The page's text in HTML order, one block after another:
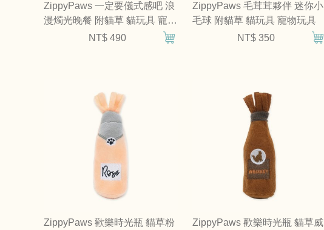
ZippyPaws 一定要儀式感吧 浪
漫燭光晚餐 附貓草 貓玩具 寵物
NT$ 490
ZippyPaws 毛茸茸夥伴 迷你小
毛球 附貓草 貓玩具 寵物玩具
NT$ 350
ZippyPaws 歡樂時光瓶 貓草粉
ZippyPaws 歡樂時光瓶 貓草威